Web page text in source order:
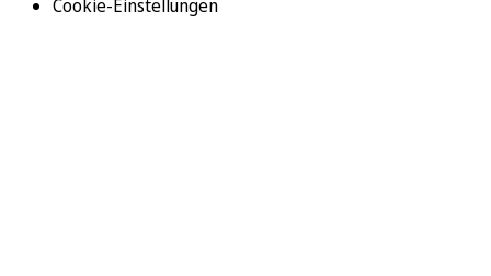
Cookie-Einstellungen